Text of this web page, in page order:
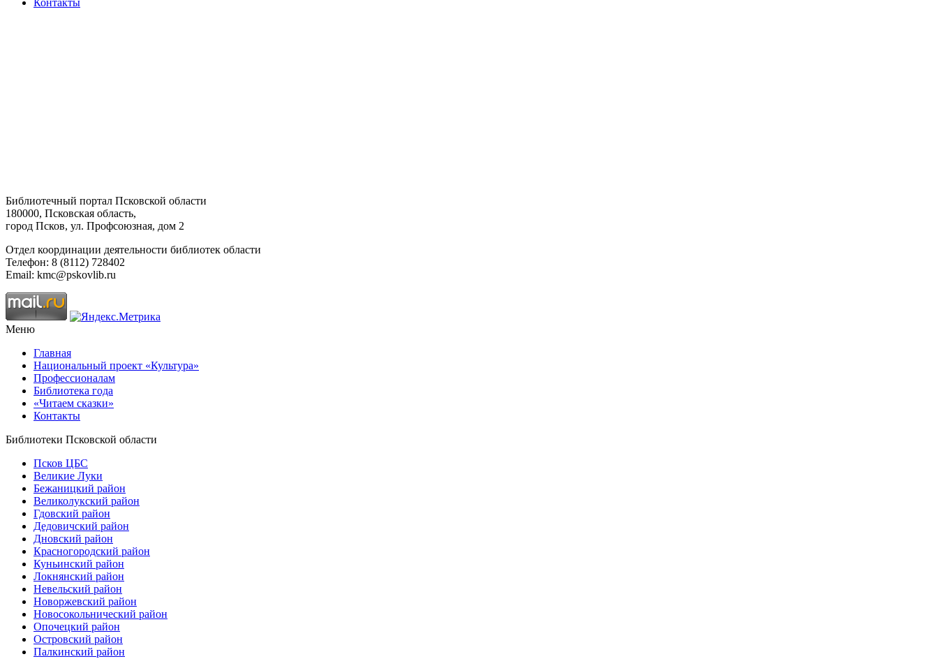
Библиотечный портал Псковской области
180000, Псковская область,
город Псков, ул. Профсоюзная, дом 2
Отдел координации деятельности библиотек области
Телефон: 8 (8112) 728402
Email: kmc@pskovlib.ru
Меню
Главная
Национальный проект «Культура»
Профессионалам
Библиотека года
«Читаем сказки»
Контакты
Библиотеки Псковской области
Псков ЦБС
Великие Луки
Бежаницкий район
Великолукский район
Гдовский район
Дедовичский район
Дновский район
Красногородский район
Куньинский район
Локнянский район
Невельский район
Новоржевский район
Новосокольнический район
Опочецкий район
Островский район
Палкинский район